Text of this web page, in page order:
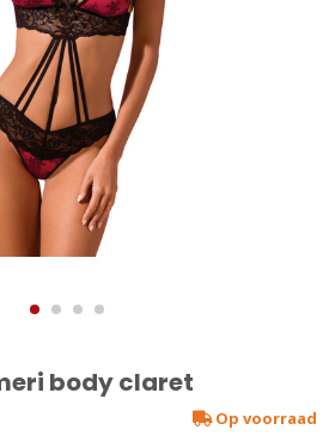
body claret
Op voorraad